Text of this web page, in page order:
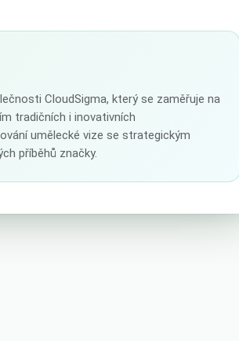
CloudSigma, který se zaměřuje na
tradičních i inovativních
umělecké vize se strategickým
příběhů značky.